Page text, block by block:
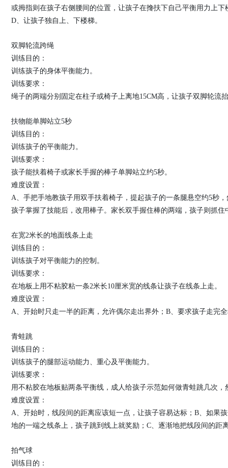
或拇指则在孩子右侧腰间的位置，让孩子在搀扶下自己平衡用力上
D、让孩子独自上、下楼梯。
双脚轮流跨绳
训练目的：
训练孩子的身体平衡能力。
训练要求：
绳子的两端分别固定在柱子或椅子上离地15CM高，让孩子双脚轮流
扶物能单脚站立5秒
训练目的：
训练孩子的平衡能力。
训练要求：
孩子能扶着椅子或家长手握的棒子单脚站立约5秒。
难度设置：
A、手把手地教孩子用双手扶着椅子，提起孩子的一条腿悬空约5秒
孩子掌握了技能后，改用棒子。家长双手握住棒的两端，孩子则抓住
在宽2米长的地面线条上走
训练目的：
训练孩子对平衡能力的控制。
训练要求：
在地板上用不粘胶粘一条2米长10厘米宽的线条让孩子在线条上走。
难度设置：
A、开始时只走一半的距离，允许偶尔走出界外；B、要求孩子走完
青蛙跳
训练目的：
训练孩子的腿部运动能力、重心及平衡能力。
训练要求：
用不粘胶在地板贴两条平衡线，成人给孩子示范如何做青蛙跳几次，
难度设置：
A、开始时，线段间的距离应该短一点，让孩子容易达标；B、如果
地的一端之线条上，孩子跳到线上就奖励；C、逐渐地把线段间的距
拍气球
训练目的：